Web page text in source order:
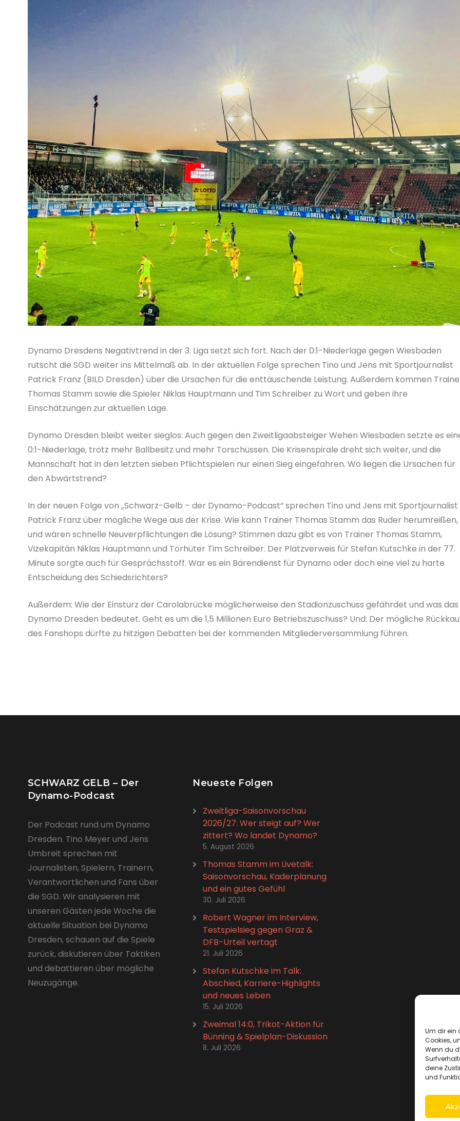
Um dir ein
Cookies,
Wenn du
deine
und
Dynamo Dresdens Negativtrend in der 3. Liga setzt sich fort. Nach der 0:1-Niederlage gegen Wiesbaden
rutscht die SGD weiter ins Mittelmaß ab. In der aktuellen Folge sprechen Tino und Jens mit Sportjournalist
Patrick Franz (BILD Dresden) über die Ursachen für die enttäuschende Leistung. Außerdem kommen
Thomas Stamm sowie die Spieler Niklas Hauptmann und Tim Schreiber zu Wort und geben ihre
Einschätzungen zur aktuellen Lage.
Dynamo Dresden bleibt weiter sieglos: Auch gegen den Zweitligaabsteiger Wehen Wiesbaden setzte es
0:1-Niederlage, trotz mehr Ballbesitz und mehr Torschüssen. Die Krisenspirale dreht sich weiter, und die
Mannschaft hat in den letzten sieben Pflichtspielen nur einen Sieg eingefahren. Wo liegen die Ursachen für
den Abwärtstrend?
In der neuen Folge von „Schwarz-Gelb – der Dynamo-Podcast“ sprechen Tino und Jens mit Sportjournalist
Patrick Franz über mögliche Wege aus der Krise. Wie kann Trainer Thomas Stamm das Ruder herumreißen,
und wären schnelle Neuverpflichtungen die Lösung? Stimmen dazu gibt es von Trainer Thomas Stamm,
Vizekapitän Niklas Hauptmann und Torhüter Tim Schreiber. Der Platzverweis für Stefan Kutschke in der 77.
Minute sorgte auch für Gesprächsstoff. War es ein Bärendienst für Dynamo oder doch eine viel zu harte
Entscheidung des Schiedsrichters?
Außerdem: Wie der Einsturz der Carolabrücke möglicherweise den Stadionzuschuss gefährdet und was
Dynamo Dresden bedeutet. Geht es um die 1,5 Millionen Euro Betriebszuschuss? Und: Der mögliche
des Fanshops dürfte zu hitzigen Debatten bei der kommenden Mitgliederversammlung führen.
SCHWARZ GELB – Der
Dynamo-Podcast
Der Podcast rund um Dynamo
Dresden. Tino Meyer und Jens
Umbreit sprechen mit
Journalisten, Spielern, Trainern,
Verantwortlichen und Fans über
die SGD. Wir analysieren mit
unseren Gästen jede Woche die
aktuelle Situation bei Dynamo
Dresden, schauen auf die Spiele
zurück, diskutieren über Taktiken
und debattieren über mögliche
Neuzugänge.
Neueste Folgen
Zweitliga-Saisonvorschau
2026/27: Wer steigt auf? Wer
zittert? Wo landet Dynamo?
5. August 2026
Thomas Stamm im Livetalk:
Saisonvorschau, Kaderplanung
und ein gutes Gefühl
30. Juli 2026
Robert Wagner im Interview,
Testspielsieg gegen Graz &
DFB-Urteil vertagt
21. Juli 2026
Stefan Kutschke im Talk:
Abschied, Karriere-Highlights
und neues Leben
15. Juli 2026
Zweimal 14:0, Trikot-Aktion für
Bünning & Spielplan-Diskussion
8. Juli 2026